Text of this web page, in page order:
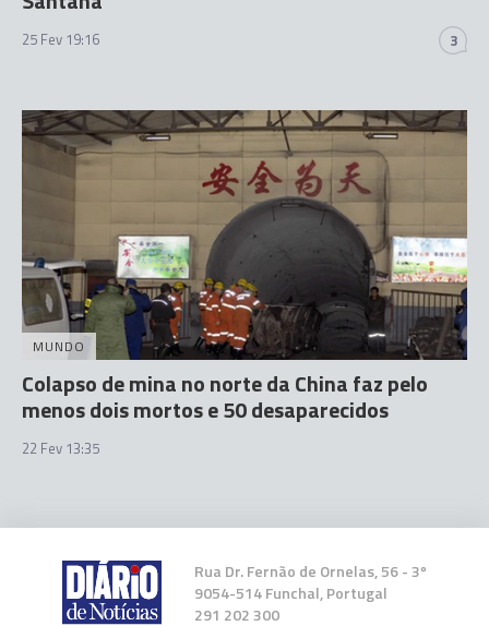
25 Fev 19:16 3
MUNDO
Colapso de mina no norte da China faz pelo
menos dois mortos e 50 desaparecidos
22 Fev 13:35
Rua Dr. Fernão de Ornelas, 56 - 3º
9054-514 Funchal, Portugal
291 202 300